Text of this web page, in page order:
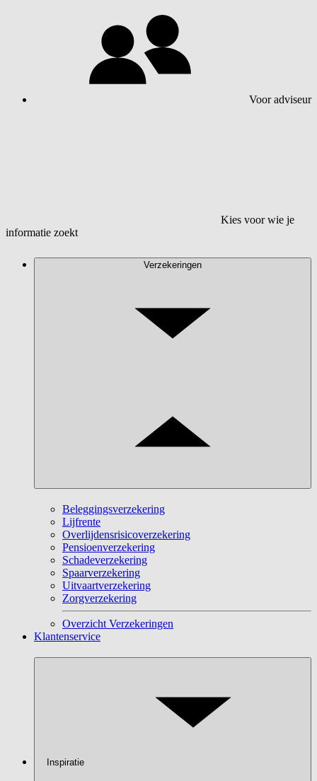
Voor adviseur
Kies voor wie je
informatie zoekt
Verzekeringen
Beleggingsverzekering
Lijfrente
Overlijdensrisicoverzekering
Pensioenverzekering
Schadeverzekering
Spaarverzekering
Uitvaartverzekering
Zorgverzekering
Overzicht Verzekeringen
Klantenservice
Inspiratie